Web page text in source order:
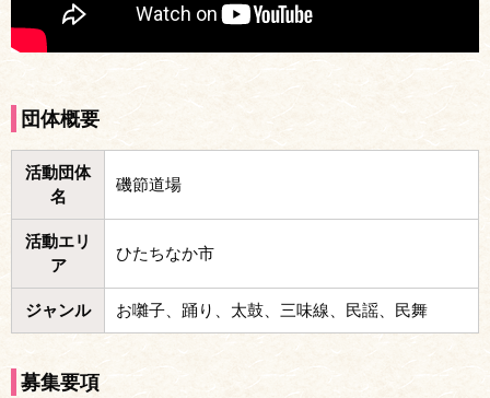
団体概要
活動団体
名
磯節道場
活動エリ
ア
ひたちなか市
ジャンル お囃子、踊り、太鼓、三味線、民謡、民舞
募集要項